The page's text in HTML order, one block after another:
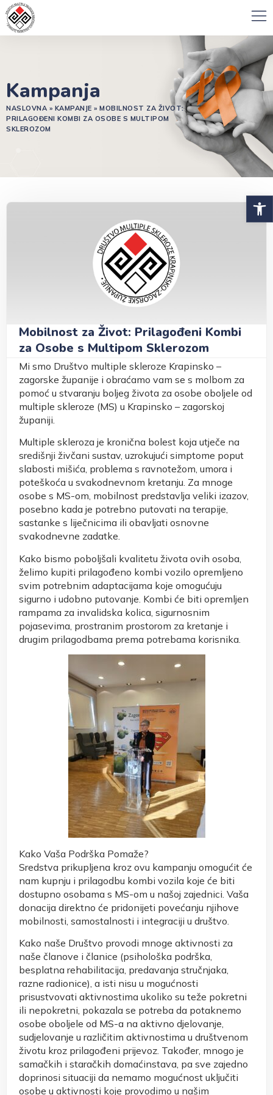
Kampanja
NASLOVNA » KAMPANJE » MOBILNOST ZA ŽIVOT:
PRILAGOĐENI KOMBI ZA OSOBE S MULTIPOM
SKLEROZOM
Mobilnost za Život: Prilagođeni Kombi
za Osobe s Multipom Sklerozom
Mi smo Društvo multiple skleroze Krapinsko –
zagorske županije i obraćamo vam se s molbom za
pomoć u stvaranju boljeg života za osobe oboljele od
multiple skleroze (MS) u Krapinsko – zagorskoj
županiji.
Multiple skleroza je kronična bolest koja utječe na
središnji živčani sustav, uzrokujući simptome poput
slabosti mišića, problema s ravnotežom, umora i
poteškoća u svakodnevnom kretanju. Za mnoge
osobe s MS-om, mobilnost predstavlja veliki izazov,
posebno kada je potrebno putovati na terapije,
sastanke s liječnicima ili obavljati osnovne
svakodnevne zadatke.
Kako bismo poboljšali kvalitetu života ovih osoba,
želimo kupiti prilagođeno kombi vozilo opremljeno
svim potrebnim adaptacijama koje omogućuju
sigurno i udobno putovanje. Kombi će biti opremljen
rampama za invalidska kolica, sigurnosnim
pojasevima, prostranim prostorom za kretanje i
drugim prilagodbama prema potrebama korisnika.
Kako Vaša Podrška Pomaže?
Sredstva prikupljena kroz ovu kampanju omogućit će
nam kupnju i prilagodbu kombi vozila koje će biti
dostupno osobama s MS-om u našoj zajednici. Vaša
donacija direktno će pridonijeti povećanju njihove
mobilnosti, samostalnosti i integraciji u društvo.
Kako naše Društvo provodi mnoge aktivnosti za
naše članove i članice (psihološka podrška,
besplatna rehabilitacija, predavanja stručnjaka,
razne radionice), a isti nisu u mogućnosti
prisustvovati aktivnostima ukoliko su teže pokretni
ili nepokretni, pokazala se potreba da potaknemo
osobe oboljele od MS-a na aktivno djelovanje,
sudjelovanje u različitim aktivnostima u društvenom
životu kroz prilagođeni prijevoz. Također, mnogo je
samačkih i staračkih domaćinstava, pa sve zajedno
doprinosi situaciji da nemamo mogućnost uključiti
osobe u aktivnosti koje provodimo u našim